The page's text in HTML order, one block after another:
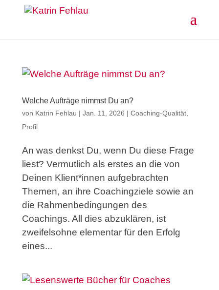
Welche Aufträge nimmst Du an?
von Katrin Fehlau | Jan. 11, 2026 | Coaching-Qualität,
Profil
An was denkst Du, wenn Du diese Frage
liest? Vermutlich als erstes an die von
Deinen Klient*innen aufgebrachten
Themen, an ihre Coachingziele sowie an
die Rahmenbedingungen des
Coachings. All dies abzuklären, ist
zweifelsohne elementar für den Erfolg
eines...